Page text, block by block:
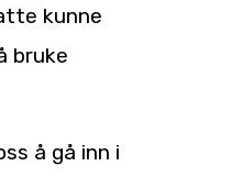
kunne
bruke
å gå inn i